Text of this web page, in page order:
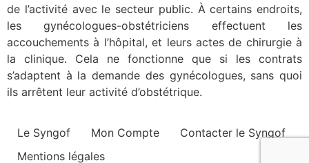
de l’activité avec le secteur public. À certains endroits,
les gynécologues-obstétriciens effectuent les
accouchements à l’hôpital, et leurs actes de chirurgie à
la clinique. Cela ne fonctionne que si les contrats
s’adaptent à la demande des gynécologues, sans quoi
ils arrêtent leur activité d’obstétrique.
Le Syngof Mon Compte
Contacter le Syngof
Mentions légales